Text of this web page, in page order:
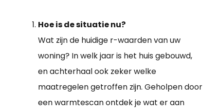
Hoe is de situatie nu?
Wat zijn de huidige r-waarden van uw
woning? In welk jaar is het huis gebouwd,
en achterhaal ook zeker welke
maatregelen getroffen zijn. Geholpen door
een warmtescan ontdek je wat er aan